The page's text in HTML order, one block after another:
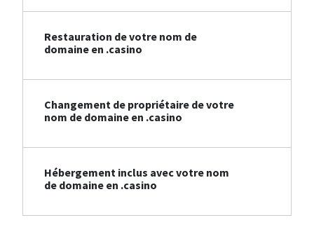
Restauration de votre nom de
domaine en .casino
Changement de propriétaire de votre
nom de domaine en .casino
Hébergement inclus avec votre nom
de domaine en .casino